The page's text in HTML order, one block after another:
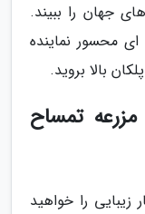
جهان را ببیند.
ای محسور نماینده
بالا بروید.
تمساح
زیبایی را خواهید